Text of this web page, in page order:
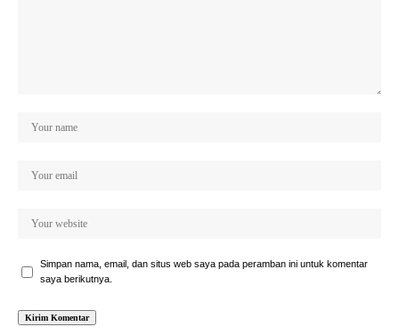
Simpan nama, email, dan situs web saya pada peramban ini untuk komentar
saya berikutnya.